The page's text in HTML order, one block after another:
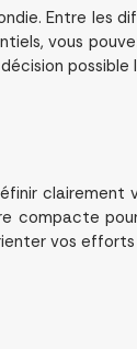
Entre les
vous
possible
clairement
vos